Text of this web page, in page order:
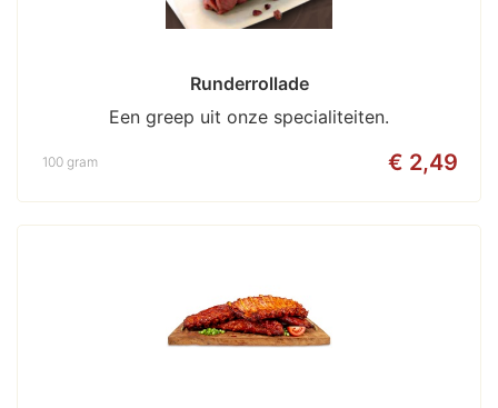
Runderrollade
Een greep uit onze specialiteiten.
€ 2,49
100 gram